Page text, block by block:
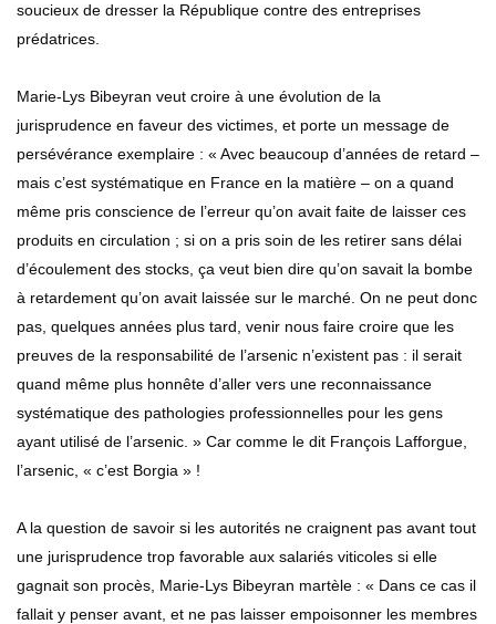
soucieux de dresser la République contre des entreprises
prédatrices.
Marie-Lys Bibeyran veut croire à une évolution de la
jurisprudence en faveur des victimes, et porte un message de
persévérance exemplaire : « Avec beaucoup d’années de retard –
mais c’est systématique en France en la matière – on a quand
même pris conscience de l’erreur qu’on avait faite de laisser ces
produits en circulation ; si on a pris soin de les retirer sans délai
d’écoulement des stocks, ça veut bien dire qu’on savait la bombe
à retardement qu’on avait laissée sur le marché. On ne peut donc
pas, quelques années plus tard, venir nous faire croire que les
preuves de la responsabilité de l’arsenic n’existent pas : il serait
quand même plus honnête d’aller vers une reconnaissance
systématique des pathologies professionnelles pour les gens
ayant utilisé de l’arsenic. » Car comme le dit François Lafforgue,
l’arsenic, « c’est Borgia » !
A la question de savoir si les autorités ne craignent pas avant tout
une jurisprudence trop favorable aux salariés viticoles si elle
gagnait son procès, Marie-Lys Bibeyran martèle : « Dans ce cas il
fallait y penser avant, et ne pas laisser empoisonner les membres